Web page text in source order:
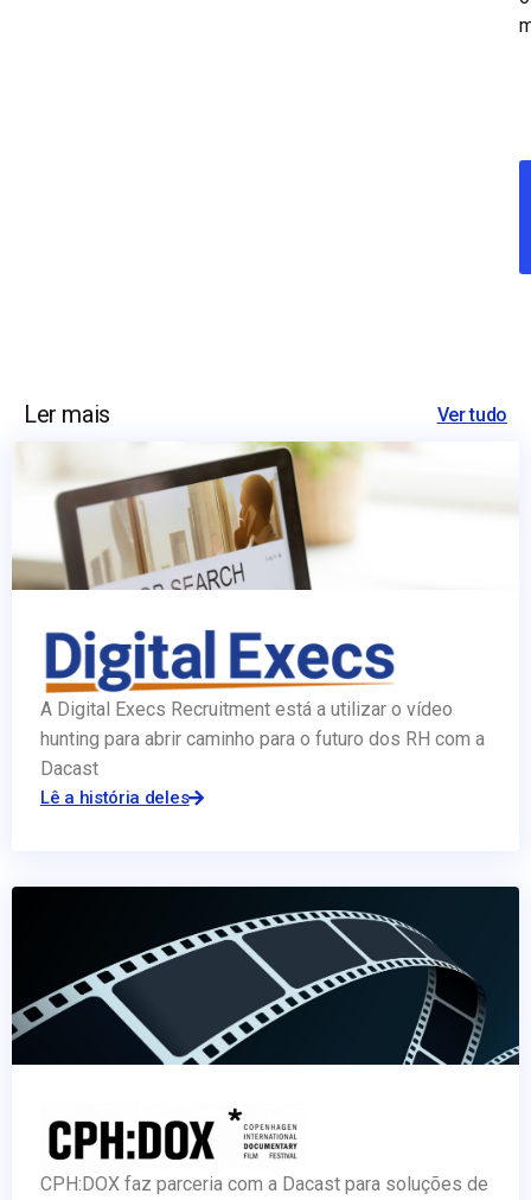
Ler mais Ver tudo
A Digital Execs Recruitment está a utilizar o vídeo
hunting para abrir caminho para o futuro dos RH com a
Dacast
Lê a história deles
CPH:DOX faz parceria com a Dacast para soluções de